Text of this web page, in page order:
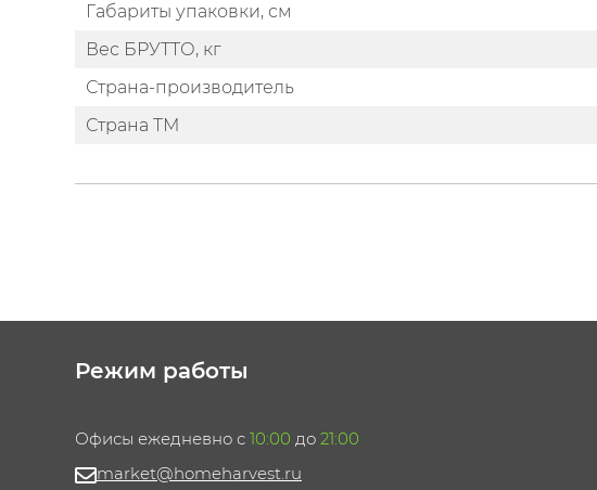
Габариты упаковки, см
Вес БРУТТО, кг
Страна-производитель
Страна ТМ
Режим работы
Офисы ежедневно с 10:00 до 21:00
market@homeharvest.ru